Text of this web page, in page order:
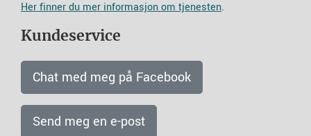
Her finner du mer informasjon om tjenesten.
Kundeservice
Chat med meg på Facebook
Send meg en e-post